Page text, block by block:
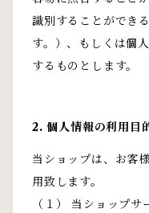
識別することができ
す。）、もしくは個
するものとします。
2. 個人情報の利用目
当ショップは、お客
用致します。
（１） 当ショップ